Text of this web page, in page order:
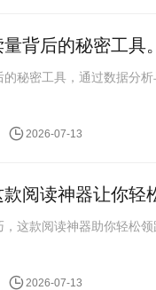
背后的秘密工具。
秘密工具，通过数据分
2026-07-13
阅读神器让你轻
这款阅读神器助你轻松
2026-07-13